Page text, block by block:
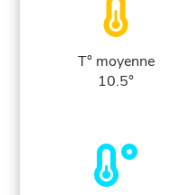
T° moyenne
10.5°